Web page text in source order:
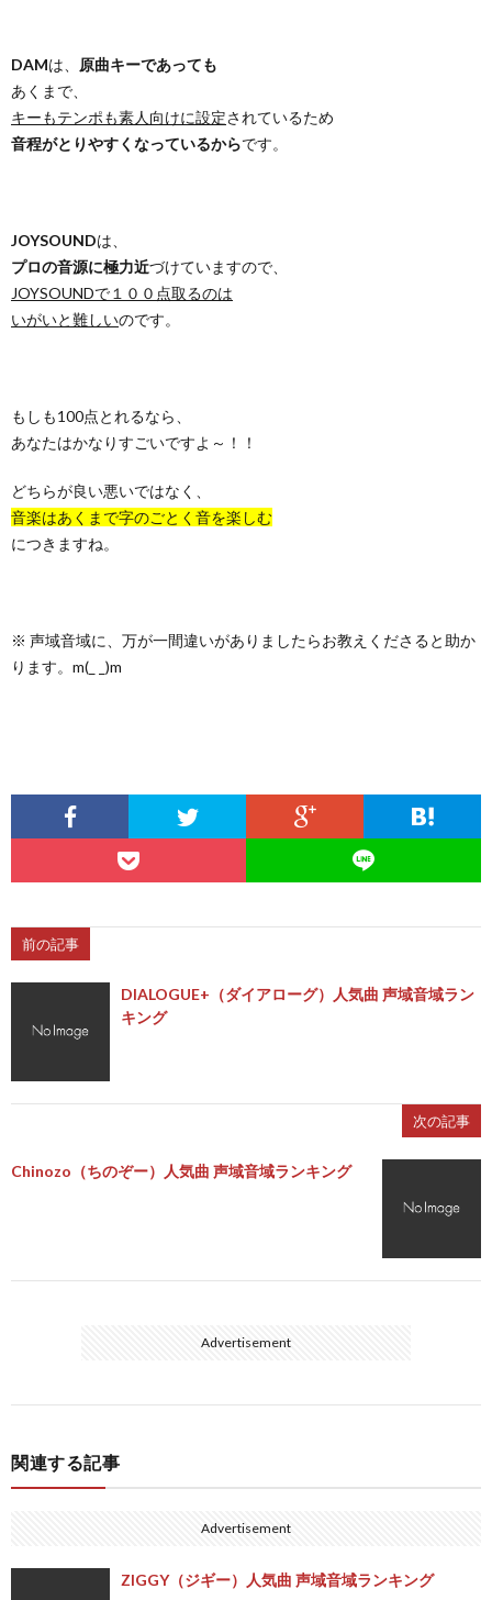
DAMは、 原曲キーであっても
あくまで、
キーもテンポも素人向けに設定されているため
音程がとりやすくなっているからです。
JOYSOUNDは、
プロの音源に極力近づけていますので、
JOYSOUNDで１００点取るのは
いがいと難しいのです。
もしも100点とれるなら、
あなたはかなりすごいですよ～！！
どちらが良い悪いではなく、
音楽はあくまで字のごとく音を楽しむ
につきますね。
※ 声域音域に、万が一間違いがありましたらお教えくださると助か
ります。m(_ _)m
前の記事
DIALOGUE+（ダイアローグ）人気曲 声域音域ラン
キング
次の記事
Chinozo（ちのぞー）人気曲 声域音域ランキング
Advertisement
関連する記事
Advertisement
ZIGGY（ジギー）人気曲 声域音域ランキング